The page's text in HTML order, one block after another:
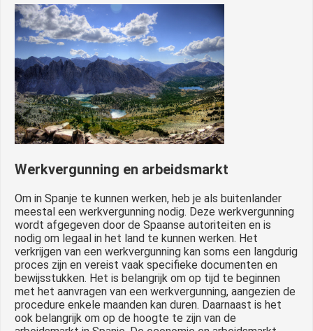
Werkvergunning en arbeidsmarkt
Om in Spanje te kunnen werken, heb je als buitenlander
meestal een werkvergunning nodig. Deze werkvergunning
wordt afgegeven door de Spaanse autoriteiten en is
nodig om legaal in het land te kunnen werken. Het
verkrijgen van een werkvergunning kan soms een langdurig
proces zijn en vereist vaak specifieke documenten en
bewijsstukken. Het is belangrijk om op tijd te beginnen
met het aanvragen van een werkvergunning, aangezien de
procedure enkele maanden kan duren. Daarnaast is het
ook belangrijk om op de hoogte te zijn van de